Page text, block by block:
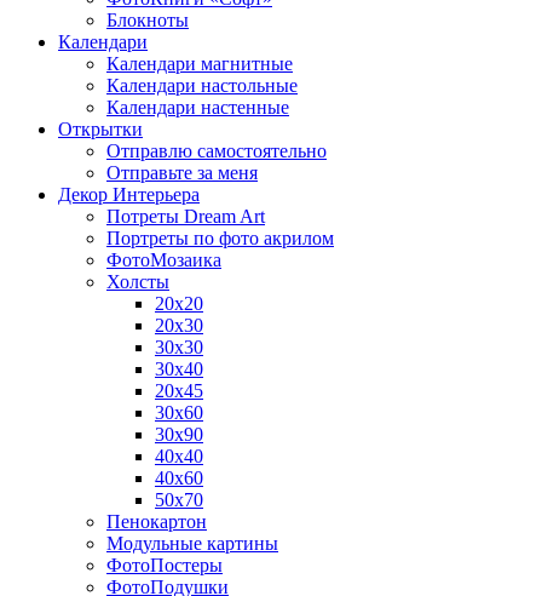
Блокноты
Календари
Календари магнитные
Календари настольные
Календари настенные
Открытки
Отправлю самостоятельно
Отправьте за меня
Декор Интерьера
Потреты Dream Art
Портреты по фото акрилом
ФотоМозаика
Холсты
20х20
20х30
30х30
30х40
20х45
30х60
30х90
40х40
40х60
50х70
Пенокартон
Модульные картины
ФотоПостеры
ФотоПодушки